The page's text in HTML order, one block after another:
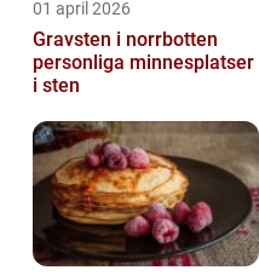
01 april 2026
Gravsten i norrbotten
personliga minnesplatser
i sten